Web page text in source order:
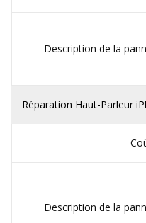
Description de la
Réparation Haut-Parleur
Description de la